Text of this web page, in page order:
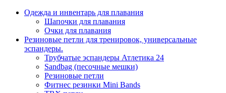
Одежда и инвентарь для плавания
Шапочки для плавания
Очки для плавания
Резиновые петли для тренировок, универсальные
эспандеры.
Трубчатые эспандеры Атлетика 24
Sandbag (песочные мешки)
Резиновые петли
Фитнес резинки Mini Bands